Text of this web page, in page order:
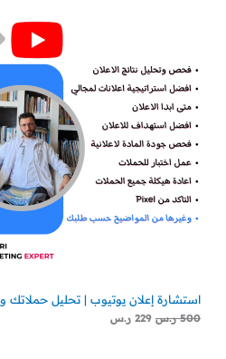
استشارة إعلان يوتيوب | تحليل حملاتك
500 ر.س 229 ر.س